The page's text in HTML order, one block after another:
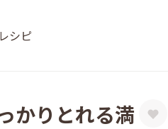
レシピ
かりとれる満